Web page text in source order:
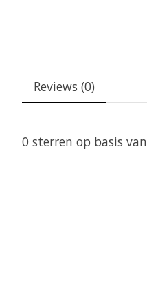
Reviews (0)
0 sterren op basis van